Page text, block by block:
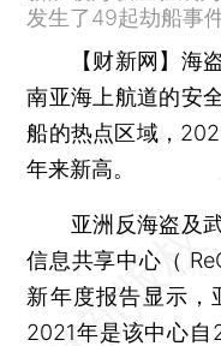
发生了49起劫船事
【财新网】 海
南亚海上航道的安
船的热点区域，
年来新高。
亚洲反海盗及武
信息共享中心（
新年度报告显示，
2021年是该中心